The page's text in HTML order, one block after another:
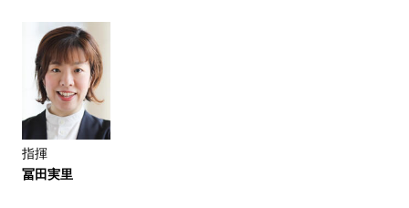
指揮
冨田実里